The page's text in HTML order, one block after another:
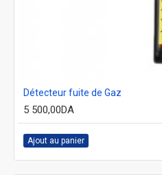
Détecteur fuite de Gaz
5 500,00DA
Ajout au panier